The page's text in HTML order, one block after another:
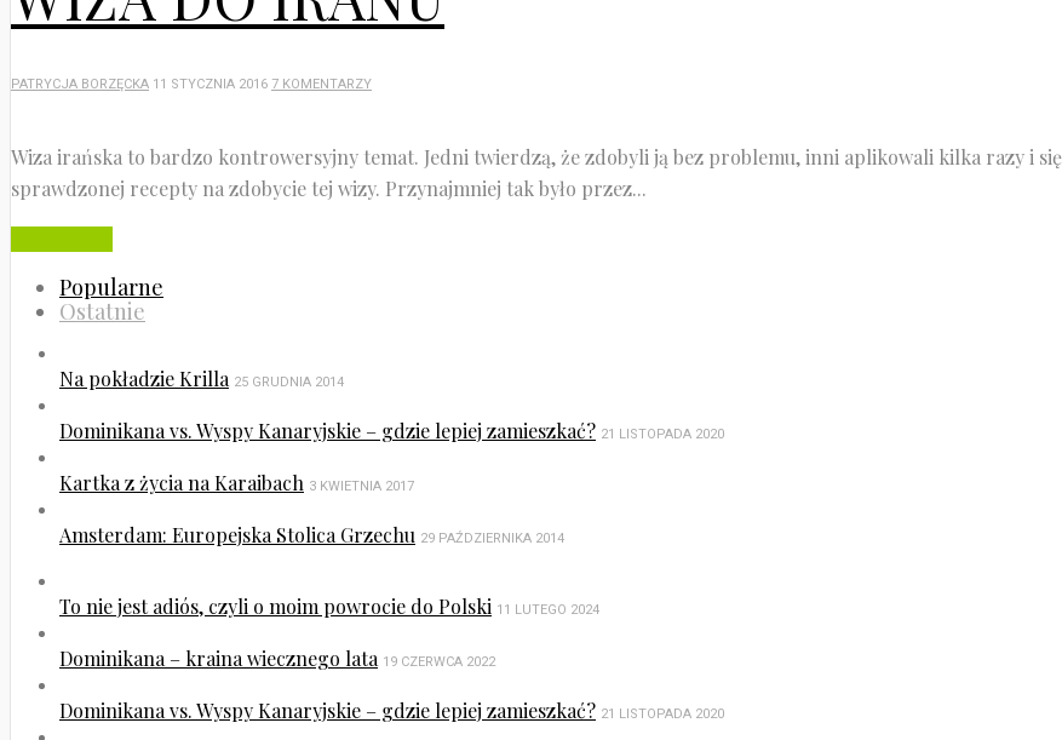
PATRYCJA BORZĘCKA 11 STYCZNIA 2016 7 KOMENTARZY
Wiza irańska to bardzo kontrowersyjny temat. Jedni twierdzą, że zdobyli ją bez problemu, inni aplikowali kilka razy i
sprawdzonej recepty na zdobycie tej wizy. Przynajmniej tak było przez...
Popularne
Ostatnie
Na pokładzie Krilla 25 GRUDNIA 2014
Dominikana vs. Wyspy Kanaryjskie – gdzie lepiej zamieszkać? 21 LISTOPADA 2020
Kartka z życia na Karaibach 3 KWIETNIA 2017
Amsterdam: Europejska Stolica Grzechu 29 PAŹDZIERNIKA 2014
To nie jest adiós, czyli o moim powrocie do Polski 11 LUTEGO 2024
Dominikana – kraina wiecznego lata 19 CZERWCA 2022
Dominikana vs. Wyspy Kanaryjskie – gdzie lepiej zamieszkać? 21 LISTOPADA 2020